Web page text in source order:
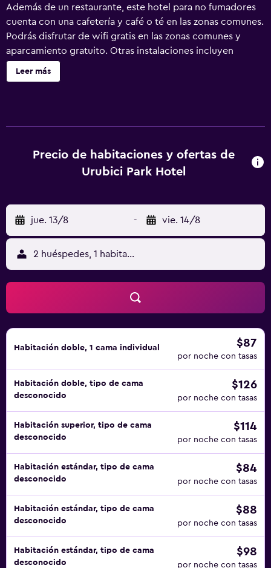
Además de un restaurante, este hotel para no fumadores
cuenta con una cafetería y café o té en las zonas comunes.
Podrás disfrutar de wifi gratis en las zonas comunes y
aparcamiento gratuito. Otras instalaciones incluyen
servicio de recepción 24 horas, una zona recreativa o sala
de juegos y un área para parrillas. Urubici Park Hotel
servicio de limpieza todos los días.
Leer más
Precio de habitaciones y ofertas de
Urubici Park Hotel
jue. 13/8 - vie. 14/8
2 huéspedes, 1 habitación
Habitación doble, 1 cama individual $87
por noche con tasas
Habitación doble, tipo de cama
desconocido
$126
por noche con tasas
Habitación superior, tipo de cama
desconocido
$114
por noche con tasas
Habitación estándar, tipo de cama
desconocido
$84
por noche con tasas
Habitación estándar, tipo de cama
desconocido
$88
por noche con tasas
Habitación estándar, tipo de cama
desconocido
$98
por noche con tasas